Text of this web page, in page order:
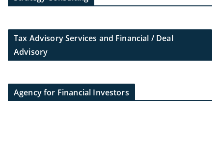
Tax Advisory Services and Financial / Deal
Advisory
Agency for Financial Investors